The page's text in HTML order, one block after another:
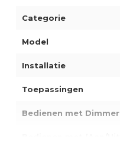
Categorie
Model
Installatie
Toepassingen
Bedienen met Dimmer